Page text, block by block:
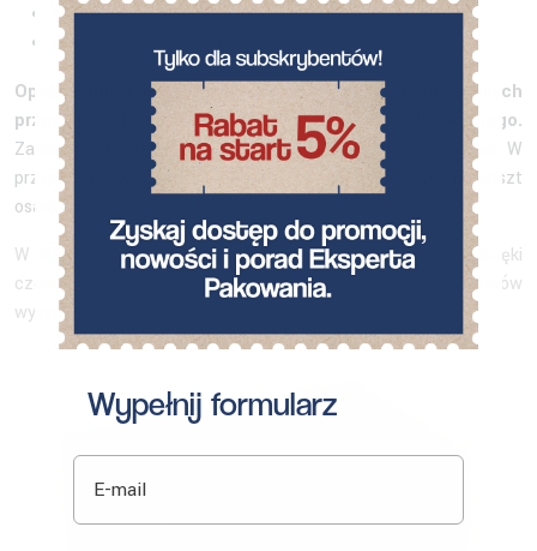
max długość 70 cm;
max wysokość 27 cm.
Opakowanie kartonowe nie dotyczy paczek realizowanych
przez punkt sprzedaży na terenie zakładu karnego.
Zawartość
pudełka
musi być zgodna z treścią zezwolenia. W
przypadku niezgodności nastąpi jej zwrot do nadawcy na koszt
osadzonego.
W NEOPAK znajdzieszkartony w różnych rozmiarach, dzięki
czemu idealnie dopasujesz ich wielkość do gabarytów
wysyłanych przedmiotów.
Wypełnij formularz
E-mail